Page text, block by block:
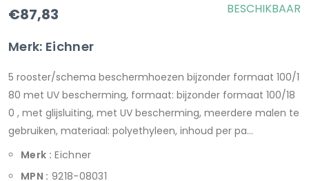
€87,83
Merk: Eichner
BESCHIKBAAR
5 rooster/schema beschermhoezen bijzonder formaat 100/1
80 met UV bescherming, formaat: bijzonder formaat 100/18
0 , met glijsluiting, met UV bescherming, meerdere malen te
gebruiken, materiaal: polyethyleen, inhoud per pa...
Merk : Eichner
MPN : 9218-08031